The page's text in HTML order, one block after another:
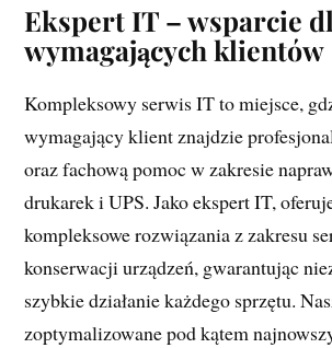
Ekspert IT – wsparcie
wymagających klientów
Kompleksowy serwis IT to miejsce,
wymagający klient znajdzie
oraz fachową pomoc w zakresie
drukarek i UPS. Jako ekspert IT,
kompleksowe rozwiązania z zakresu
konserwacji urządzeń, gwarantując
szybkie działanie każdego sprzętu.
zoptymalizowane pod kątem